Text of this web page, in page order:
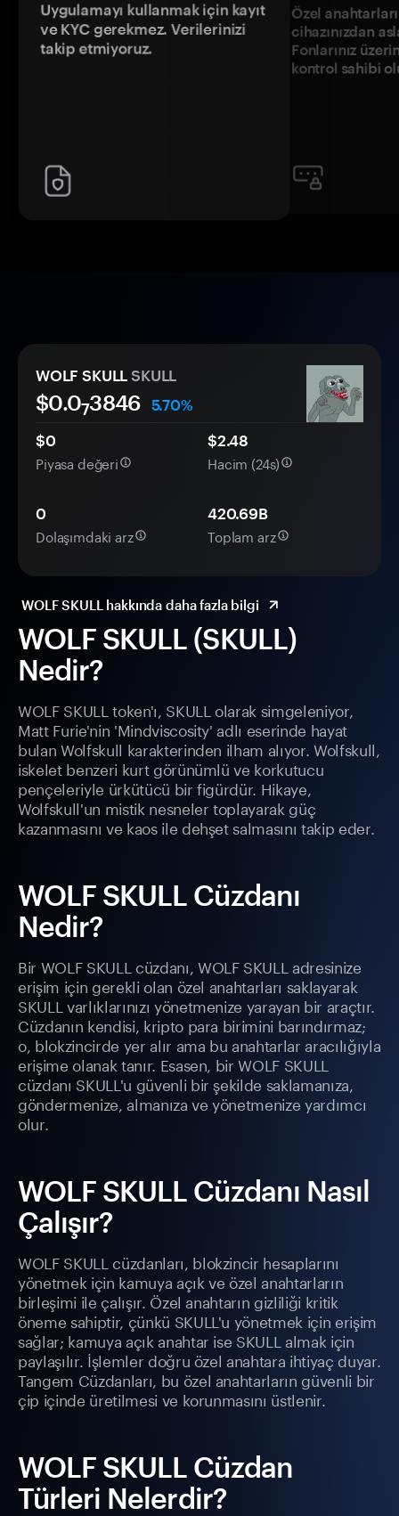
Uygulamayı kullanmak için kayıt
ve KYC gerekmez. Verilerinizi
takip etmiyoruz.
Özel
cihazınızdan
Fonlarınız
kontrol sahibi
WOLF SKULL (SKULL)
Nedir?
WOLF SKULL token'ı, SKULL olarak simgeleniyor,
Matt Furie'nin 'Mindviscosity' adlı eserinde hayat
bulan Wolfskull karakterinden ilham alıyor. Wolfskull,
iskelet benzeri kurt görünümlü ve korkutucu
pençeleriyle ürkütücü bir figürdür. Hikaye,
Wolfskull'un mistik nesneler toplayarak güç
kazanmasını ve kaos ile dehşet salmasını takip eder.
WOLF SKULL Cüzdanı
Nedir?
Bir WOLF SKULL cüzdanı, WOLF SKULL adresinize
erişim için gerekli olan özel anahtarları saklayarak
SKULL varlıklarınızı yönetmenize yarayan bir araçtır.
Cüzdanın kendisi, kripto para birimini barındırmaz;
o, blokzincirde yer alır ama bu anahtarlar aracılığıyla
erişime olanak tanır. Esasen, bir WOLF SKULL
cüzdanı SKULL'u güvenli bir şekilde saklamanıza,
göndermenize, almanıza ve yönetmenize yardımcı
olur.
WOLF SKULL Cüzdanı Nasıl
Çalışır?
WOLF SKULL cüzdanları, blokzincir hesaplarını
yönetmek için kamuya açık ve özel anahtarların
birleşimi ile çalışır. Özel anahtarın gizliliği kritik
öneme sahiptir, çünkü SKULL'u yönetmek için erişim
sağlar; kamuya açık anahtar ise SKULL almak için
paylaşılır. İşlemler doğru özel anahtara ihtiyaç duyar.
Tangem Cüzdanları, bu özel anahtarların güvenli bir
çip içinde üretilmesi ve korunmasını üstlenir.
WOLF SKULL Cüzdan
Türleri Nelerdir?
WOLF SKULL SKULL
$0.073846
5.70%
$0
Piyasa değeri
$2.48
Hacim (24s)
0
Dolaşımdaki arz
420.69B
Toplam arz
WOLF SKULL hakkında daha fazla bilgi